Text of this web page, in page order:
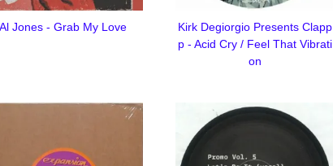
Al Jones - Grab My Love
Kirk Degiorgio Presents Clapp
p - Acid Cry / Feel That Vibrati
on